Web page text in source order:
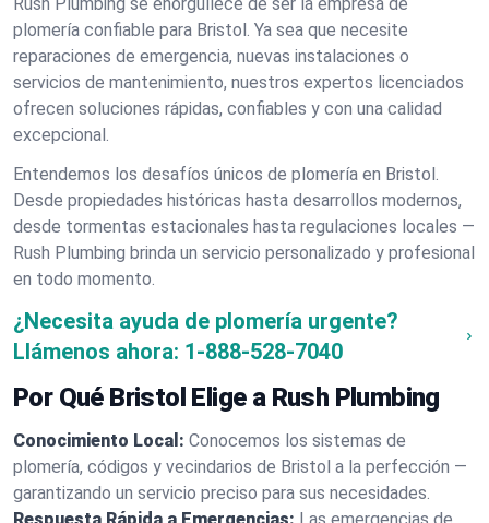
plomería confiable para Bristol. Ya sea que necesite
reparaciones de emergencia, nuevas instalaciones o
servicios de mantenimiento, nuestros expertos licenciados
ofrecen soluciones rápidas, confiables y con una calidad
excepcional.
Entendemos los desafíos únicos de plomería en Bristol.
Desde propiedades históricas hasta desarrollos modernos,
desde tormentas estacionales hasta regulaciones locales —
Rush Plumbing brinda un servicio personalizado y profesional
en todo momento.
¿Necesita ayuda de plomería urgente?
Llámenos ahora: 1-888-528-7040
Por Qué Bristol Elige a Rush Plumbing
Conocimiento Local: Conocemos los sistemas de
plomería, códigos y vecindarios de Bristol a la perfección —
garantizando un servicio preciso para sus necesidades.